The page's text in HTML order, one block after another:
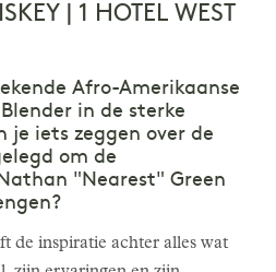
| 1 HOTEL WEST
Afro-Amerikaanse
in de sterke
je iets zeggen over de
om de
"Nearest" Green
de inspiratie achter alles wat